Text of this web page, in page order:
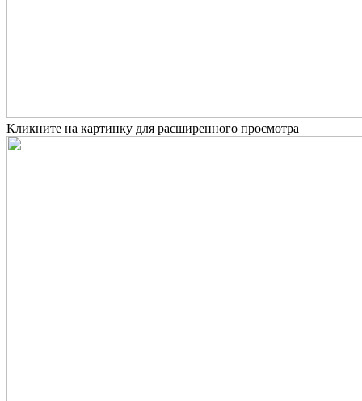
Кликните на картинку для расширенного просмотра